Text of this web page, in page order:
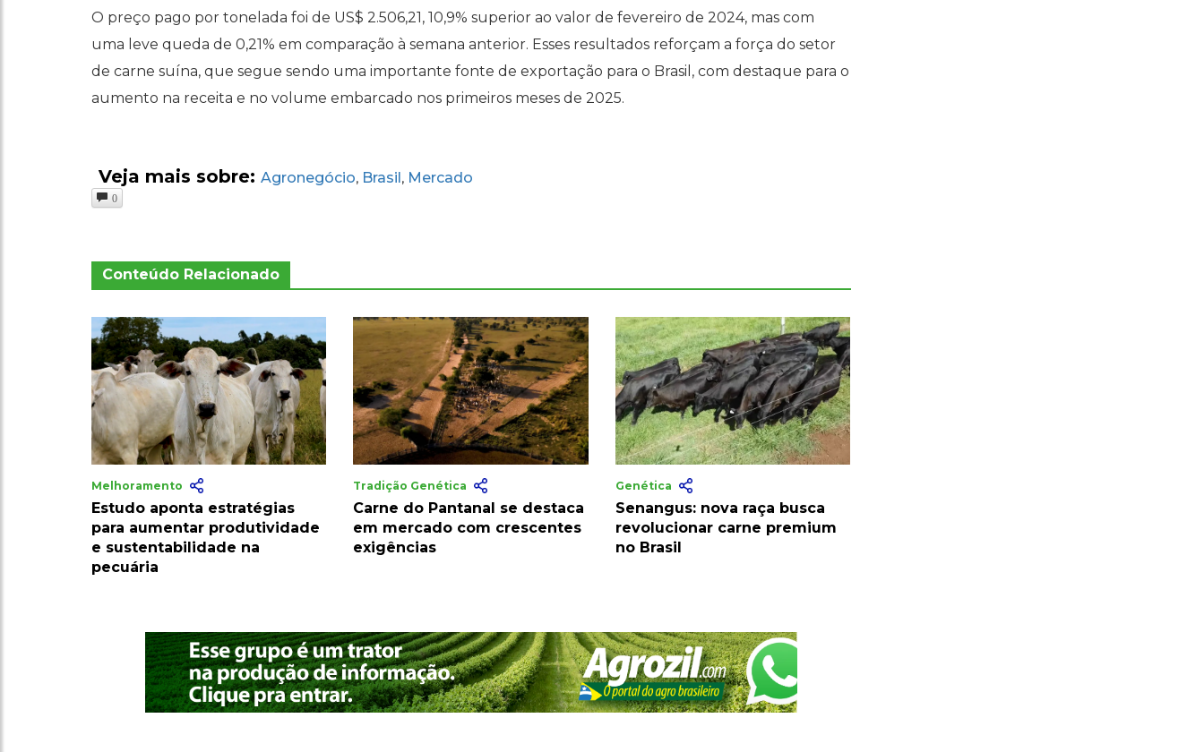
O preço pago por tonelada foi de US$ 2.506,21, 10,9% superior ao valor de fevereiro de 2024, mas com
uma leve queda de 0,21% em comparação à semana anterior. Esses resultados reforçam a força do setor
de carne suína, que segue sendo uma importante fonte de exportação para o Brasil, com destaque para o
aumento na receita e no volume embarcado nos primeiros meses de 2025.
Veja mais sobre: Agronegócio, Brasil , Mercado
0
Conteúdo Relacionado
Melhoramento
Estudo aponta estratégias
para aumentar produtividade
e sustentabilidade na
pecuária
Tradição Genética
Carne do Pantanal se destaca
em mercado com crescentes
exigências
Genética
Senangus: nova raça busca
revolucionar carne premium
no Brasil